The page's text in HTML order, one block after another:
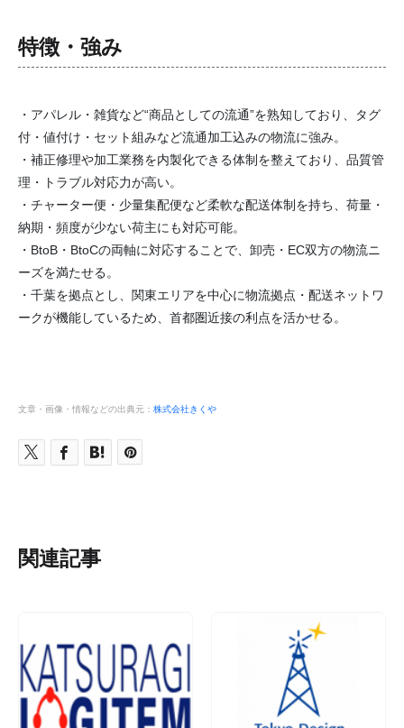
特徴・強み
・アパレル・雑貨など“商品としての流通”を熟知しており、タグ
付・値付け・セット組みなど流通加工込みの物流に強み。
・補正修理や加工業務を内製化できる体制を整えており、品質管
理・トラブル対応力が高い。
・チャーター便・少量集配便など柔軟な配送体制を持ち、荷量・
納期・頻度が少ない荷主にも対応可能。
・BtoB・BtoCの両軸に対応することで、卸売・EC双方の物流ニ
ーズを満たせる。
・千葉を拠点とし、関東エリアを中心に物流拠点・配送ネットワ
ークが機能しているため、首都圏近接の利点を活かせる。
文章・画像・情報などの出典元： 株式会社きくや
関連記事